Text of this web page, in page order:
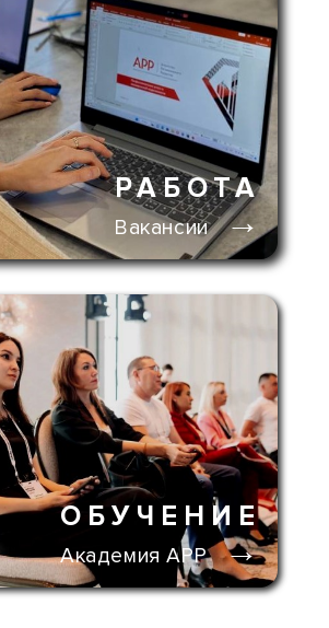
РАБОТА
Вакансии →
ОБУЧЕНИЕ
Академия АРР →